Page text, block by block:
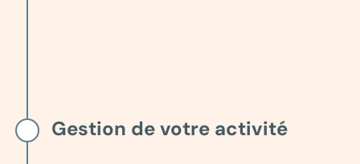
Gestion de votre activité